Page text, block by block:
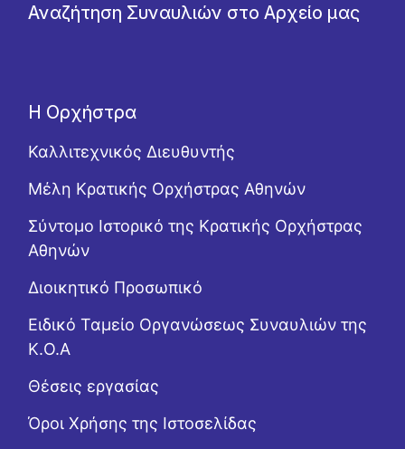
Αναζήτηση Συναυλιών στο Αρχείο μας
Η Ορχήστρα
Καλλιτεχνικός Διευθυντής
Μέλη Κρατικής Ορχήστρας Αθηνών
Σύντομο Ιστορικό της Κρατικής Ορχήστρας
Αθηνών
Διοικητικό Προσωπικό
Ειδικό Ταμείο Οργανώσεως Συναυλιών της
Κ.Ο.Α
Θέσεις εργασίας
Όροι Χρήσης της Ιστοσελίδας